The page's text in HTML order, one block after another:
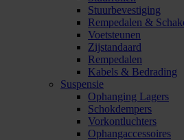
Stuurbevestiging
Rempedalen &
Voetsteunen
Zijstandaard
Rempedalen
Kabels & Bedrading
Suspensie
Ophanging Lagers
Schokdempers
Vorkontluchters
Ophangaccessoires